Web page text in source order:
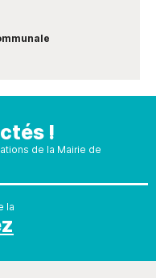
!
de la Mairie de
la